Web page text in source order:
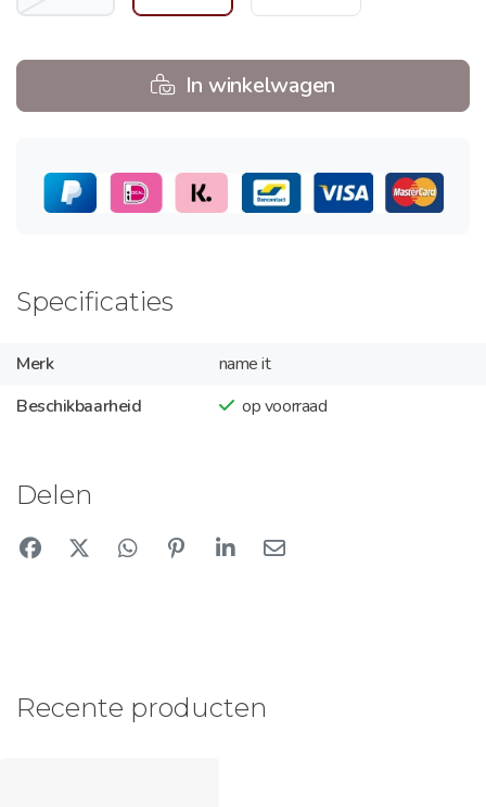
In winkelwagen
Specificaties
Merk
name it
Beschikbaarheid
op voorraad
Delen
Recente producten